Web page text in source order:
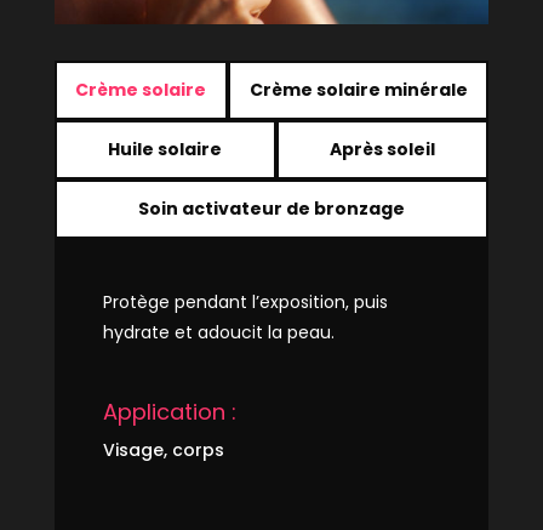
Crème solaire Crème solaire minérale
Huile solaire Après soleil
Soin activateur de bronzage
Protège pendant l’exposition, puis
hydrate et adoucit la peau.
Application :
Visage, corps